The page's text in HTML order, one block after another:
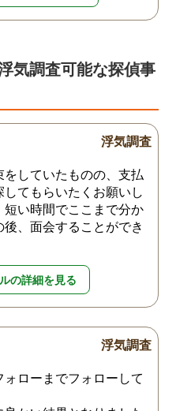
気調査可能な探偵事
浮気調査
していたものの、支払
てもらいたくお願いし
短い時間でここまで分か
、面会することができ
の詳細を見る
浮気調査
ローまでフォローして